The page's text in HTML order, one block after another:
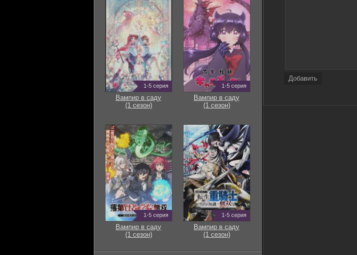
Добавить
1-5 серия
Вампир в саду
(1 сезон)
1-5 серия
Вампир в саду
(1 сезон)
1-5 серия
Вампир в саду
(1 сезон)
1-5 серия
Вампир в саду
(1 сезон)